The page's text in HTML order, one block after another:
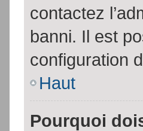
contactez
banni. Il est
configuration
Haut
Pourquoi